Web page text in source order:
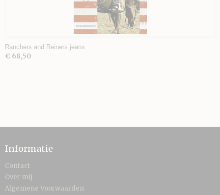
Ranchers and Reiners jeans
€ 68,50
Informatie
Contact
Over mij
Algemene Voorwaarden